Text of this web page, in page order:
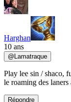
Harghan
10 ans
@ Lamatraque
Play lee sin / shaco,
le roaming des laners
Répondre